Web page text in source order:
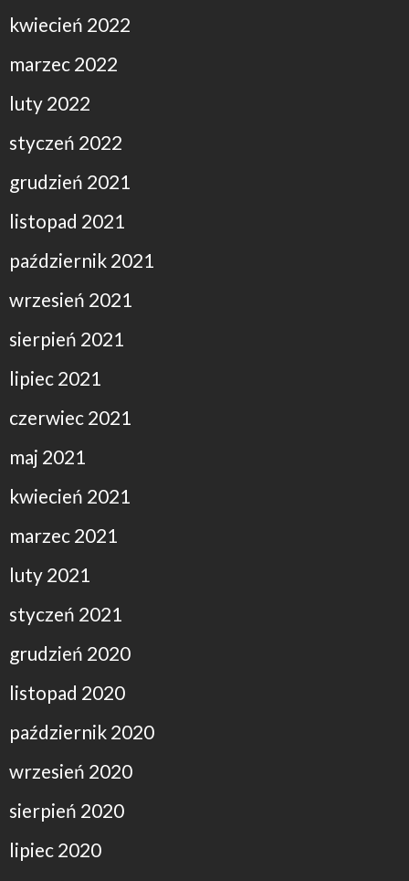
kwiecień 2022
marzec 2022
luty 2022
styczeń 2022
grudzień 2021
listopad 2021
październik 2021
wrzesień 2021
sierpień 2021
lipiec 2021
czerwiec 2021
maj 2021
kwiecień 2021
marzec 2021
luty 2021
styczeń 2021
grudzień 2020
listopad 2020
październik 2020
wrzesień 2020
sierpień 2020
lipiec 2020